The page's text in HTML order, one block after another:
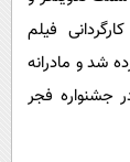
و کارگردانی فیلم
شد و مادرانه
جشنواره فجر